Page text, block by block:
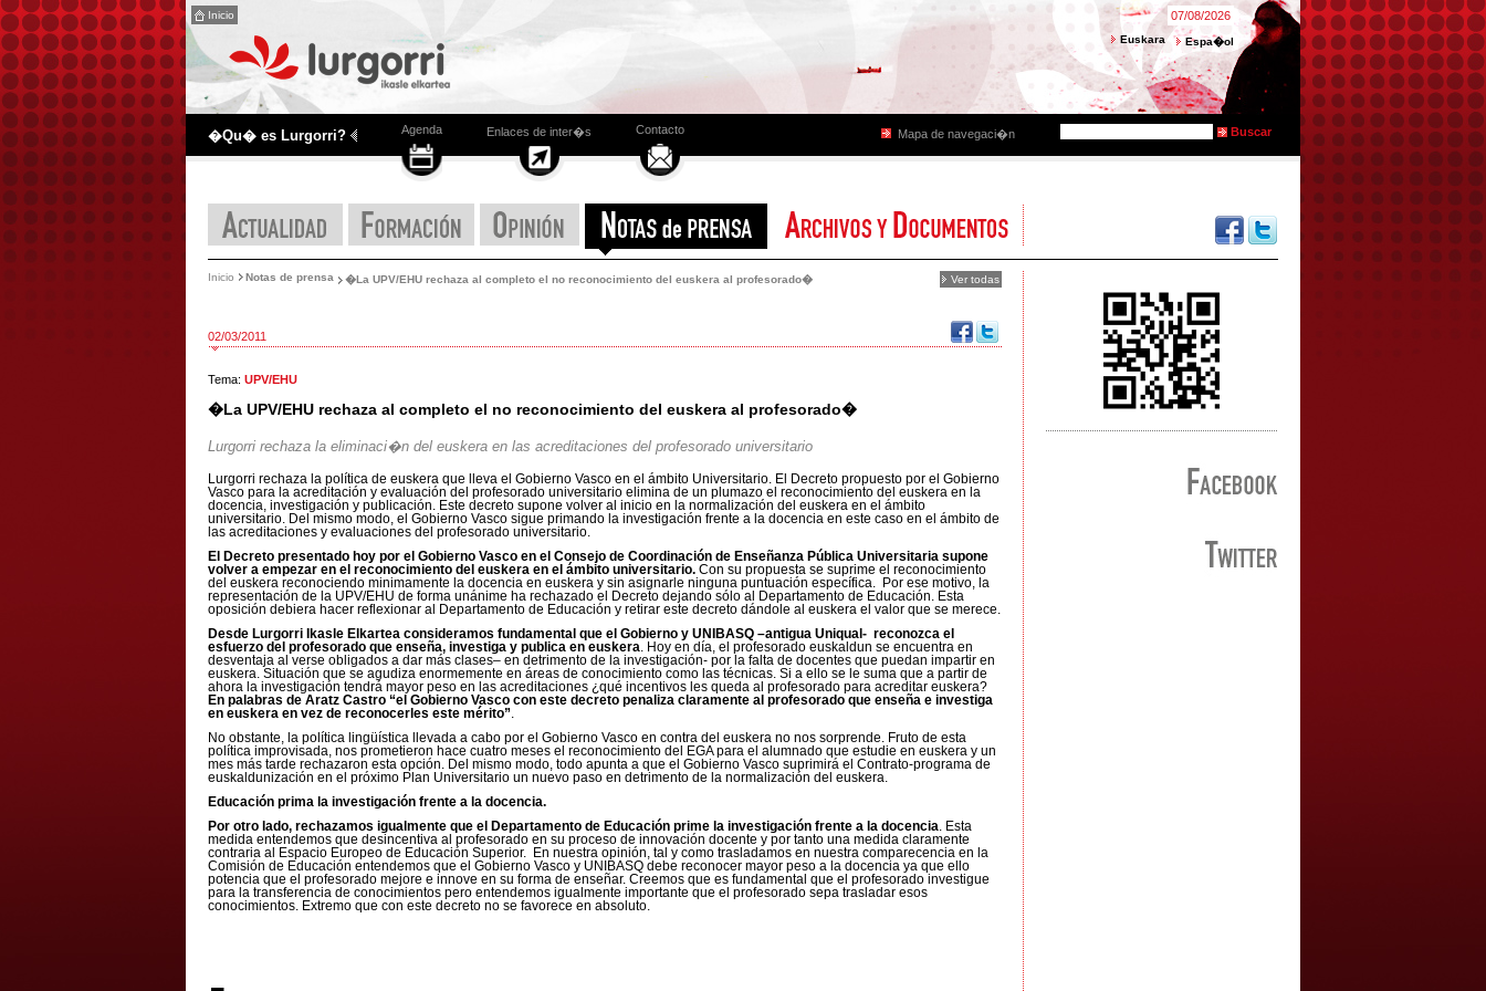
Inicio 07/08/2026
Euskara Espa�ol
�Qu� es Lurgorri? Agenda Enlaces de inter�s Contacto Mapa de navegaci�n
Inicio Notas de prensa �La UPV/EHU rechaza al completo el no reconocimiento del euskera al profesorado� Ver todas
02/03/2011
Tema: UPV/EHU
�La UPV/EHU rechaza al completo el no reconocimiento del euskera al profesorado�
Lurgorri rechaza la eliminaci�n del euskera en las acreditaciones del profesorado universitario
Lurgorri rechaza la política de euskera que lleva el Gobierno Vasco en el ámbito Universitario. El Decreto propuesto por el Gobierno
Vasco para la acreditación y evaluación del profesorado universitario elimina de un plumazo el reconocimiento del euskera en la
docencia, investigación y publicación. Este decreto supone volver al inicio en la normalización del euskera en el ámbito
universitario. Del mismo modo, el Gobierno Vasco sigue primando la investigación frente a la docencia en este caso en el ámbito de
las acreditaciones y evaluaciones del profesorado universitario.
El Decreto presentado hoy por el Gobierno Vasco en el Consejo de Coordinación de Enseñanza Pública Universitaria supone
volver a empezar en el reconocimiento del euskera en el ámbito universitario. Con su propuesta se suprime el reconocimiento
del euskera reconociendo minimamente la docencia en euskera y sin asignarle ninguna puntuación específica. Por ese motivo, la
representación de la UPV/EHU de forma unánime ha rechazado el Decreto dejando sólo al Departamento de Educación. Esta
oposición debiera hacer reflexionar al Departamento de Educación y retirar este decreto dándole al euskera el valor que se merece.
Desde Lurgorri Ikasle Elkartea consideramos fundamental que el Gobierno y UNIBASQ –antigua Uniqual- reconozca el
esfuerzo del profesorado que enseña, investiga y publica en euskera . Hoy en día, el profesorado euskaldun se encuentra en
desventaja al verse obligados a dar más clases– en detrimento de la investigación- por la falta de docentes que puedan impartir en
euskera. Situación que se agudiza enormemente en áreas de conocimiento como las técnicas. Si a ello se le suma que a partir de
ahora la investigación tendrá mayor peso en las acreditaciones ¿qué incentivos les queda al profesorado para acreditar euskera?
En palabras de Aratz Castro “el Gobierno Vasco con este decreto penaliza claramente al profesorado que enseña e investiga
en euskera en vez de reconocerles este mérito”
No obstante, la política lingüística llevada a cabo por el Gobierno Vasco en contra del euskera no nos sorprende. Fruto de esta
política improvisada, nos prometieron hace cuatro meses el reconocimiento del EGA para el alumnado que estudie en euskera y un
mes más tarde rechazaron esta opción. Del mismo modo, todo apunta a que el Gobierno Vasco suprimirá el Contrato-programa de
euskaldunización en el próximo Plan Universitario un nuevo paso en detrimento de la normalización del euskera.
Educación prima la investigación frente a la docencia.
Por otro lado, rechazamos igualmente que el Departamento de Educación prime la investigación frente a la docencia . Esta
medida entendemos que desincentiva al profesorado en su proceso de innovación docente y por tanto una medida claramente
contraria al Espacio Europeo de Educación Superior. En nuestra opinión, tal y como trasladamos en nuestra comparecencia en la
Comisión de Educación entendemos que el Gobierno Vasco y UNIBASQ debe reconocer mayor peso a la docencia ya que ello
potencia que el profesorado mejore e innove en su forma de enseñar. Creemos que es fundamental que el profesorado investigue
para la transferencia de conocimientos pero entendemos igualmente importante que el profesorado sepa trasladar esos
conocimientos. Extremo que con este decreto no se favorece en absoluto.